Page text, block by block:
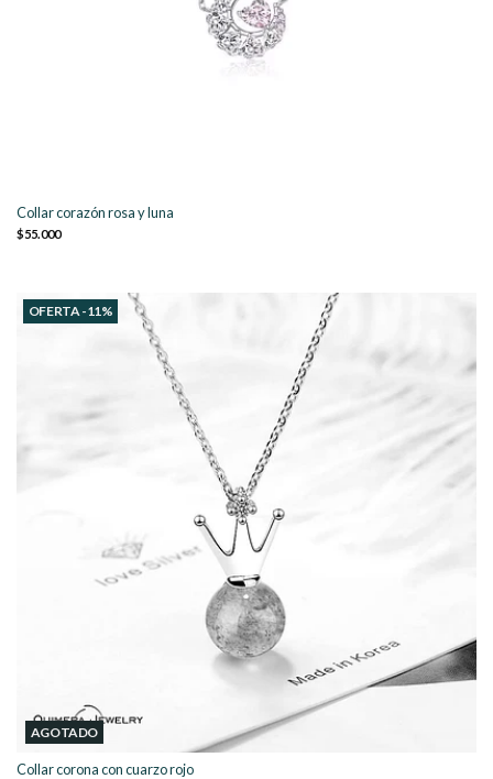
Collar corazón rosa y luna
$55.000
OFERTA -11%
AGOTADO
Collar corona con cuarzo rojo